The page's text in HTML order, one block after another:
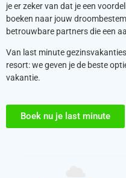
je er zeker van dat je een
boeken naar jouw
betrouwbare partners die een
Van last minute
resort: we geven je de beste
vakantie.
Boek nu je last minute